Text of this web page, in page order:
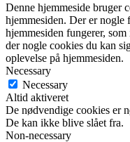
Denne hjemmeside bruger
hjemmesiden. Der er nogle
hjemmesiden fungerer,
der nogle cookies du kan
oplevelse på hjemmesiden.
Necessary
Necessary
Altid aktiveret
De nødvendige cookies er
De kan ikke blive slået fra.
Non-necessary